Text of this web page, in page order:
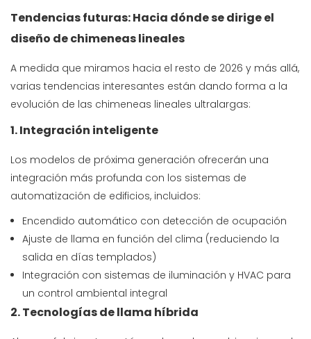
Tendencias futuras: Hacia dónde se dirige el
diseño de chimeneas lineales
A medida que miramos hacia el resto de 2026 y más allá,
varias tendencias interesantes están dando forma a la
evolución de las chimeneas lineales ultralargas:
1. Integración inteligente
Los modelos de próxima generación ofrecerán una
integración más profunda con los sistemas de
automatización de edificios, incluidos:
Encendido automático con detección de ocupación
Ajuste de llama en función del clima (reduciendo la
salida en días templados)
Integración con sistemas de iluminación y HVAC para
un control ambiental integral
2. Tecnologías de llama híbrida